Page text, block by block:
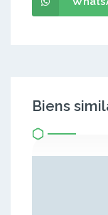
Biens